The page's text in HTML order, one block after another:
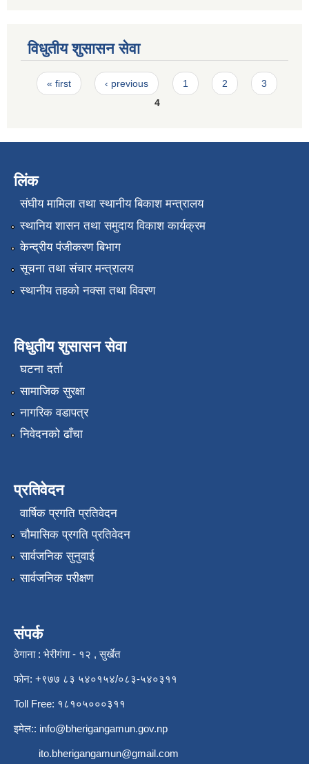
विधुतीय शुसासन सेवा
Pages
« first ‹ previous 1 2
3
4
लिंक
संघीय मामिला तथा स्थानीय बिकाश मन्त्रालय
स्थानिय शासन तथा समुदाय विकाश कार्यक्रम
केन्द्रीय पंजीकरण बिभाग
सूचना तथा संचार मन्त्रालय
स्थानीय तहको नक्सा तथा विवरण
विधुतीय शुसासन सेवा
घटना दर्ता
सामाजिक सुरक्षा
नागरिक वडापत्र
निवेदनको ढाँचा
प्रतिवेदन
वार्षिक प्रगति प्रतिवेदन
चौमासिक प्रगति प्रतिवेदन
सार्वजनिक सुनुवाई
सार्वजनिक परीक्षण
संपर्क
ठेगाना : भेरीगंगा - १२ , सुर्खेत
फोन: +९७७ ८३ ५४०१५४/०८३-५४०३११
Toll Free: १८१०५०००३११
इमेल:: info@bherigangamun.gov.np
ito.bherigangamun@gmail.com